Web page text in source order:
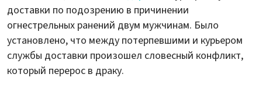
доставки по подозрению в причинении
огнестрельных ранений двум мужчинам. Было
установлено, что между потерпевшими и курьером
службы доставки произошел словесный конфликт,
который перерос в драку.